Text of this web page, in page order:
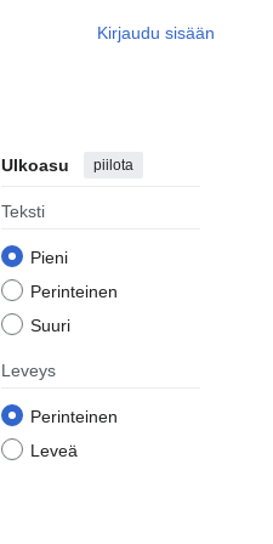
Kirjaudu sisään
Ulkoasu piilota
Teksti
Pieni
Perinteinen
Suuri
Leveys
Perinteinen
Leveä